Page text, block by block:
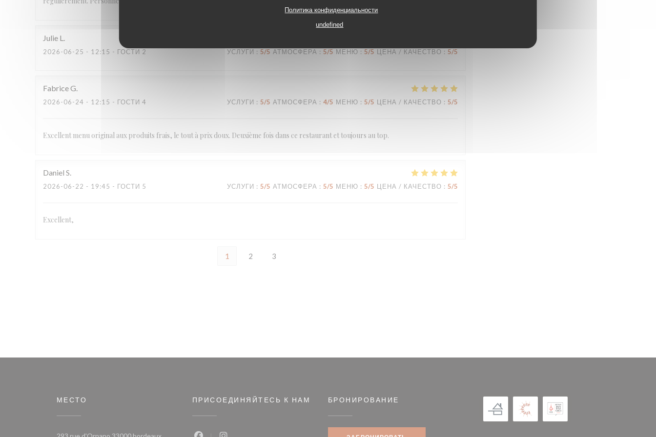
Политика конфиденциальности
undefined
Julie L
2026-06-25 - 12:15 - ГОСТИ 2 УСЛУГИ : 5/5 АТМОСФЕРА : 5/5 МЕНЮ : 5/5 ЦЕНА / КАЧЕСТВО : 5/5
FabriceG
2026-06-24 - 12:15 - ГОСТИ 4 УСЛУГИ : 5/5 АТМОСФЕРА : 4/5 МЕНЮ : 5/5 ЦЕНА / КАЧЕСТВО : 5/5
Excellent menu original aux produits frais, le tout à prix doux. Deuxième fois dans ce restaurant et toujours au top.
Daniel S
2026-06-22 - 19:45 - ГОСТИ 5 УСЛУГИ : 5/5 АТМОСФЕРА : 5/5 МЕНЮ : 5/5 ЦЕНА / КАЧЕСТВО : 5/5
Excellent,
1 2 3
МЕСТО
((открывается в новом окне))
ПРИСОЕДИНЯЙТЕСЬ К НАМ БРОНИРОВАНИЕ